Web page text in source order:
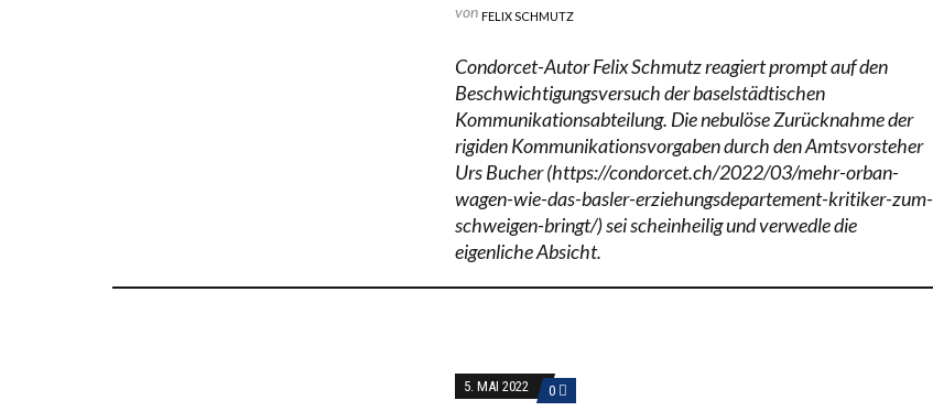
von FELIX SCHMUTZ
Condorcet-Autor Felix Schmutz reagiert prompt auf den
Beschwichtigungsversuch der baselstädtischen
Kommunikationsabteilung. Die nebulöse Zurücknahme der
rigiden Kommunikationsvorgaben durch den Amtsvorsteher
Urs Bucher (https://condorcet.ch/2022/03/mehr-orban-
wagen-wie-das-basler-erziehungsdepartement-kritiker-zum-
schweigen-bringt/) sei scheinheilig und verwedle die
eigenliche Absicht.
5. MAI 2022 0